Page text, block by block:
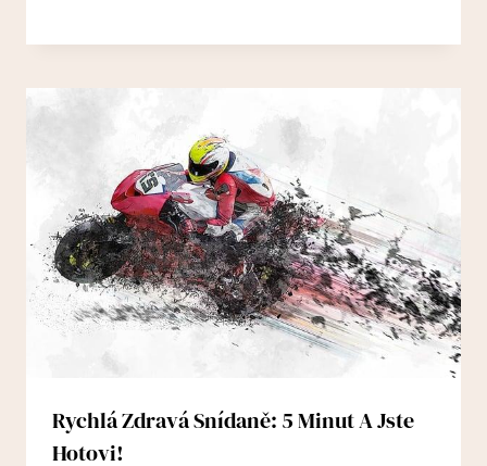
Rychlá Zdravá Snídaně: 5 Minut A Jste
Hotovi!